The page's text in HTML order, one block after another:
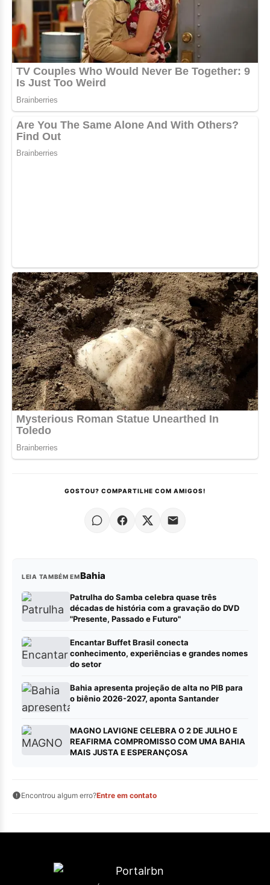
GOSTOU? COMPARTILHE COM AMIGOS!
LEIA TAMBÉM EMBahia
Patrulha do Samba celebra quase três
décadas de história com a gravação do DVD
"Presente, Passado e Futuro"
Encantar Buffet Brasil conecta
conhecimento, experiências e grandes nomes
do setor
Bahia apresenta projeção de alta no PIB para
o biênio 2026-2027, aponta Santander
MAGNO LAVIGNE CELEBRA O 2 DE JULHO E
REAFIRMA COMPROMISSO COM UMA BAHIA
MAIS JUSTA E ESPERANÇOSA
Encontrou algum erro?Entre em contato